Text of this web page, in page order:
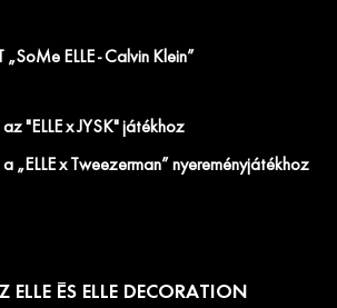
ELLE - Calvin Klein”
"ELLE x JYSK" játékhoz
„ELLE x Tweezerman” nyereményjátékhoz
ELLE ÉS ELLE DECORATION